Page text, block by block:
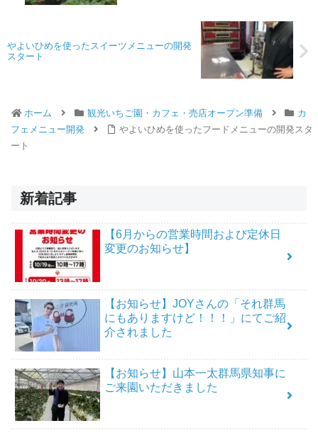
やよいひめを使ったスイーツメニューの開発
スタート
ホーム 観光いちご園・カフェ・売店オープン準備
カ
フェメニュー開発
やよいひめを使ったフードメニューの開発スタ
ート
新着記事
【6月からの営業時間および定休日
変更のお知らせ】
【お知らせ】JOYさんの「それ群馬
にもありますけど！！！」にてご紹
介されました
【お知らせ】山本一太群馬県知事に
ご来園いただきました